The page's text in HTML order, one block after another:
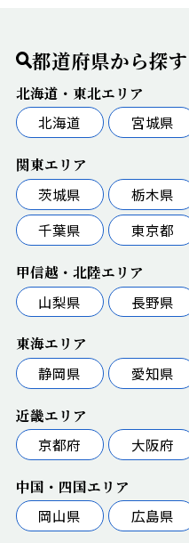
都道府県から探す
北海道・東北エリア
北海道
宮城県
関東エリア
茨城県
栃木県
千葉県
東京都
甲信越・北陸エリア
山梨県
長野県
東海エリア
静岡県
愛知県
近畿エリア
京都府
大阪府
中国・四国エリア
岡山県
広島県